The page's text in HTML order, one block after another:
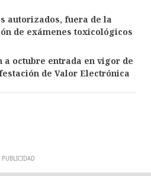
autorizados, fuera de la
de exámenes toxicológicos
a octubre entrada en vigor de
de Valor Electrónica
PUBLICIDAD